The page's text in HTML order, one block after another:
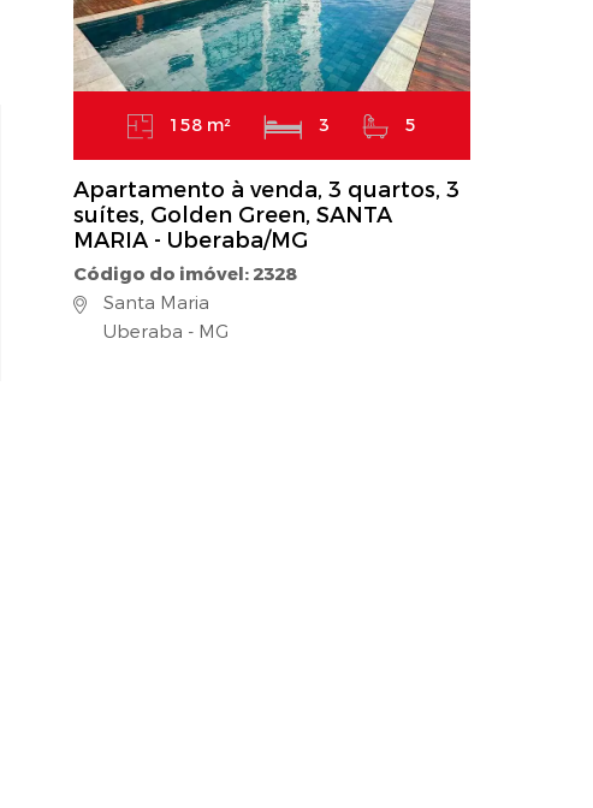
158 m² 3 5
Apartamento à venda, 3 quartos, 3
suítes, Golden Green, SANTA
MARIA - Uberaba/MG
Código do imóvel: 2328
Santa Maria
Uberaba - MG